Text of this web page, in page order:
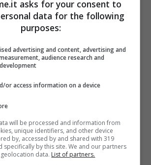
esistono moltissimi. Tra i
per l’occasione. Potrete
per la festa della
per una donna non
asks for your consent to
data for the following
purposes:
advertising and content, advertising and
audience research and
or access information on a device
will be processed and information from
unique identifiers, and other device
by, accessed by and shared with 319
specifically by this site. We and our partners
data. List of partners.